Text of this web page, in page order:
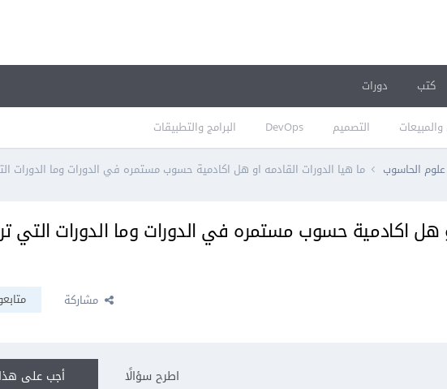
التصميم DevOps البرامج والتطبيقات
كتب دورات
علوم الحاسوب ما هيا الدورات القادمه او هل اكادمية حسوب مستمره في الدورات وما الدورات
هل اكادمية حسوب مستمره في الدورات وما الدورات التي
مشاركة
أجب على اطرح سؤالًا